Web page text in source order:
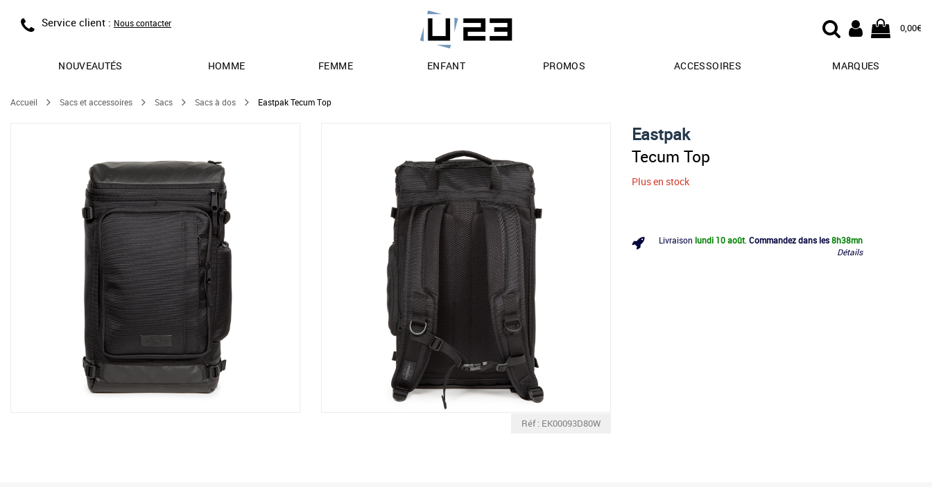
Service client : Nous contacter 0,00€
NOUVEAUTÉS HOMME FEMME ENFANT PROMOS ACCESSOIRES MARQUES
Accueil Sacs et accessoires Sacs Sacs à dos Eastpak Tecum Top
Réf : EK00093D80W
Eastpak
Tecum Top
Plus en stock
Livraison lundi 10 août Commandez dans les8h38mn
Détails